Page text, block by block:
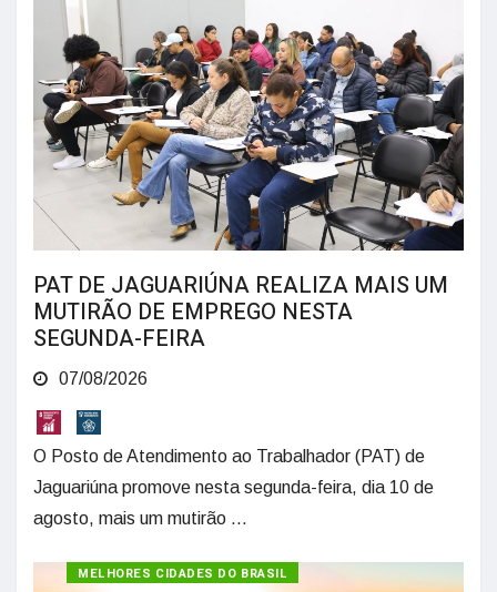
PAT DE JAGUARIÚNA REALIZA MAIS UM
MUTIRÃO DE EMPREGO NESTA
SEGUNDA-FEIRA
07/08/2026
O Posto de Atendimento ao Trabalhador (PAT) de
Jaguariúna promove nesta segunda-feira, dia 10 de
agosto, mais um mutirão ...
MELHORES CIDADES DO BRASIL